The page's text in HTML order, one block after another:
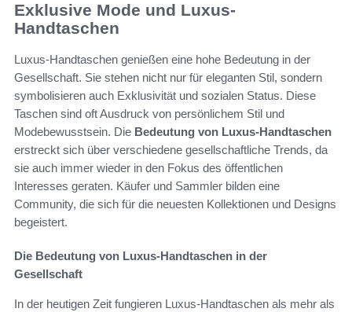
Exklusive Mode und Luxus-
Handtaschen
Luxus-Handtaschen genießen eine hohe Bedeutung in der
Gesellschaft. Sie stehen nicht nur für eleganten Stil, sondern
symbolisieren auch Exklusivität und sozialen Status. Diese
Taschen sind oft Ausdruck von persönlichem Stil und
Modebewusstsein. Die Bedeutung von Luxus-Handtaschen
erstreckt sich über verschiedene gesellschaftliche Trends, da
sie auch immer wieder in den Fokus des öffentlichen
Interesses geraten. Käufer und Sammler bilden eine
Community, die sich für die neuesten Kollektionen und Designs
begeistert.
Die Bedeutung von Luxus-Handtaschen in der
Gesellschaft
In der heutigen Zeit fungieren Luxus-Handtaschen als mehr als